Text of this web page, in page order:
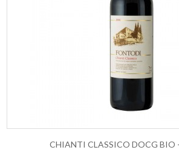
CHIANTI CLASSICO DOCG BIO